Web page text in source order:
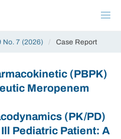
No. 7 (2026) / Case Report
(PBPK)
Meropenem
(PK/PD)
Pediatric Patient: A